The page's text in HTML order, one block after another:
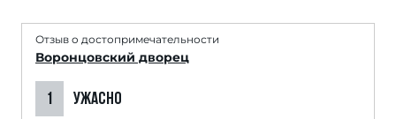
Отзыв о достопримечательности
Воронцовский дворец
1 УЖАСНО